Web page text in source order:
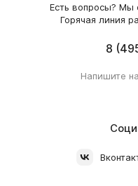
Есть вопросы? Мы
Горячая линия
8
Напишите